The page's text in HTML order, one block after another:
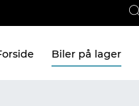
Biler på lager